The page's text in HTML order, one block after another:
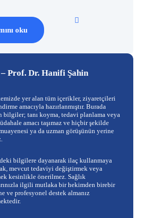
oku
– Prof. Dr. Hanifi Şahin
yer alan tüm içerikler, ziyaretçileri
amacıyla hazırlanmıştır. Burada
bilgiler; tanı koyma, tedavi planlama veya
amacı taşımaz ve hiçbir şekilde
ya da uzman görüşünün yerine
bilgilere dayanarak ilaç kullanmaya
mevcut tedaviyi değiştirmek veya
kesinlikle önerilmez. Sağlık
ilgili mutlaka bir hekimden birebir
ve profesyonel destek almanız